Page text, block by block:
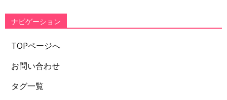
ー
ナビゲーション
TOPページへ
お問い合わせ
タグ一覧